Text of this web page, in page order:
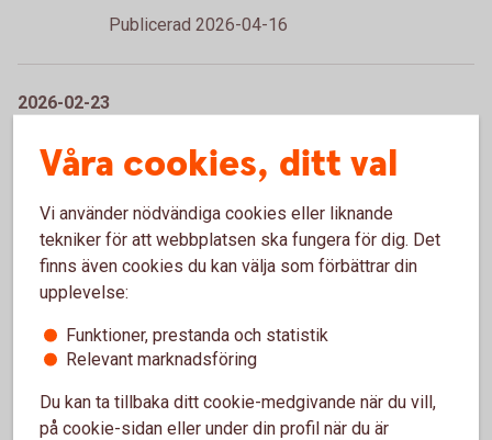
Publicerad 2026-04-16
2026-02-23
Driftstörning i tjänsten (SAK, KRF) (2026-
02-19) /OK
Swedbank och sparbankerna
Åtgärdat
Under torsdag den 19:e februari 2026 kl: 15:02
har vi haft driftstörning i tjänsten (SAK, KRF)
har levererats till UC. /OK.
meddelande i pdf-format
Våra cookies, ditt val
Vi använder nödvändiga cookies eller liknande
tekniker för att webbplatsen ska fungera för dig. Det
finns även cookies du kan välja som förbättrar din
upplevelse:
Funktioner, prestanda och statistik
Relevant marknadsföring
Du kan ta tillbaka ditt cookie-medgivande när du vill,
på cookie-sidan eller under din profil när du är